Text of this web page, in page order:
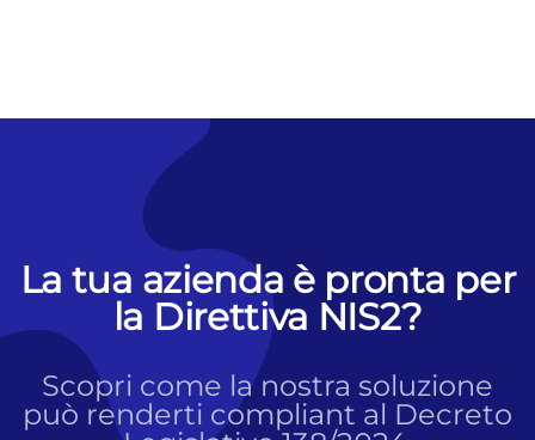
La tua azienda è pronta per
la Direttiva NIS2?
Scopri come la nostra soluzione
può renderti compliant al Decreto